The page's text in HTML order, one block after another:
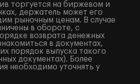
торгуется на биржевом и
держатель может его
рыночным ценам. В случае
в обороте, с
возврата денежных
в документах,
порядок выпуска такого
документах). Более
необходимо уточнять у